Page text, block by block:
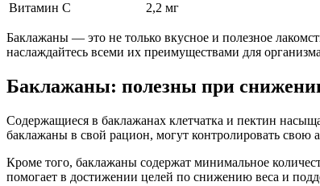
Витамин С
2,2 мг
Баклажаны — это не только вкусное и полезное
наслаждайтесь всеми их преимуществами для
Баклажаны: полезны при
Содержащиеся в баклажанах клетчатка и пектин
баклажаны в свой рацион, могут контролировать свою
Кроме того, баклажаны содержат минимальное
помогает в достижении целей по снижению веса и